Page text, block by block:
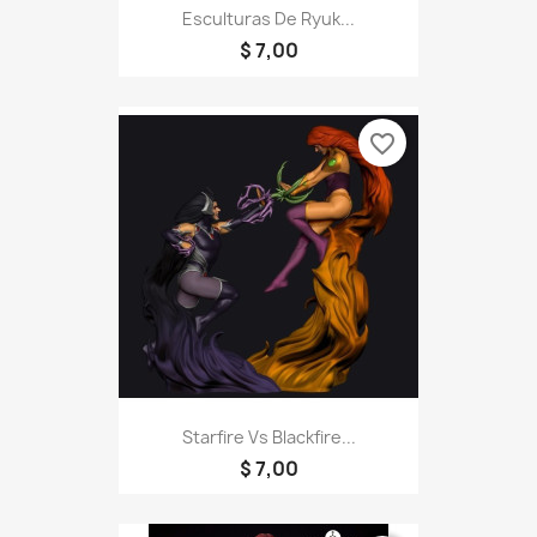
Esculturas De Ryuk...
$ 7,00
Starfire Vs Blackfire...
$ 7,00
favorite_border